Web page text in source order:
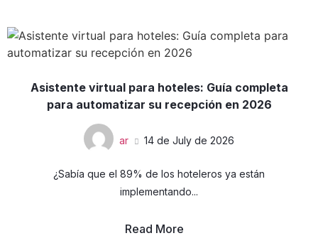
Asistente virtual para hoteles: Guía completa
para automatizar su recepción en 2026
ar 14 de July de 2026
¿Sabía que el 89% de los hoteleros ya están
implementando...
Read More